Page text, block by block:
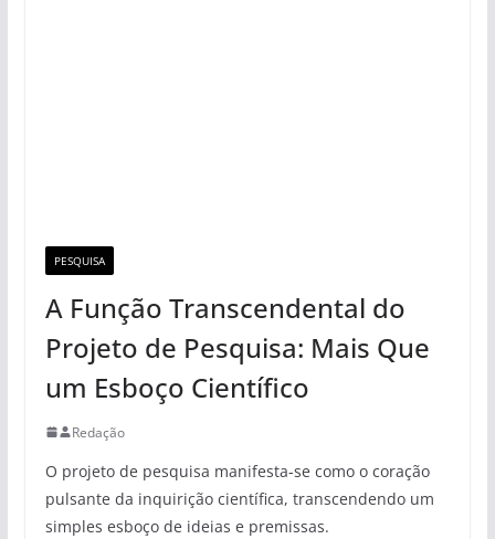
PESQUISA
A Função Transcendental do
Projeto de Pesquisa: Mais Que
um Esboço Científico
Redação
O projeto de pesquisa manifesta-se como o coração
pulsante da inquirição científica, transcendendo um
simples esboço de ideias e premissas.